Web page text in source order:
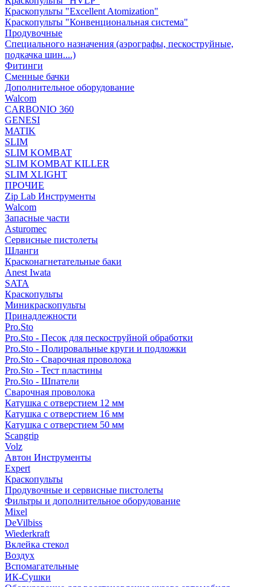
Краскопульты "Excellent Atomization"
Краскопульты "Конвенциональная система"
Продувочные
Специального назначения (аэрографы, пескоструйные,
подкачка шин....)
Фитинги
Сменные бачки
Дополнительное оборудование
Walcom
CARBONIO 360
GENESI
MATIK
SLIM
SLIM KOMBAT
SLIM KOMBAT KILLER
SLIM XLIGHT
ПРОЧИЕ
Zip Lab Инструменты
Walсom
Запасные части
Asturomec
Сервисные пистолеты
Шланги
Красконагнетательные баки
Anest Iwata
SATA
Краскопульты
Миникраскопульты
Принадлежности
Pro.Sto
Pro.Sto - Песок для пескоструйной обработки
Pro.Sto - Полировальные круги и подложки
Pro.Sto - Сварочная проволока
Pro.Sto - Тест пластины
Pro.Sto - Шпатели
Сварочная проволока
Катушка с отверстием 12 мм
Катушка с отверстием 16 мм
Катушка с отверстием 50 мм
Scangrip
Volz
Автон Инструменты
Expert
Краскопульты
Продувочные и сервисные пистолеты
Фильтры и дополнительное оборудование
Mixel
DeVilbiss
Wiederkraft
Вклейка стекол
Воздух
Вспомагательные
ИК-Сушки